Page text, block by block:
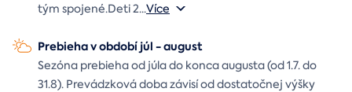
tým spojené.Deti 2...Více
Prebieha v období júl - august
Sezóna prebieha od júla do konca augusta (od 1.7. do
31.8). Prevádzková doba závisí od dostatočnej výšky